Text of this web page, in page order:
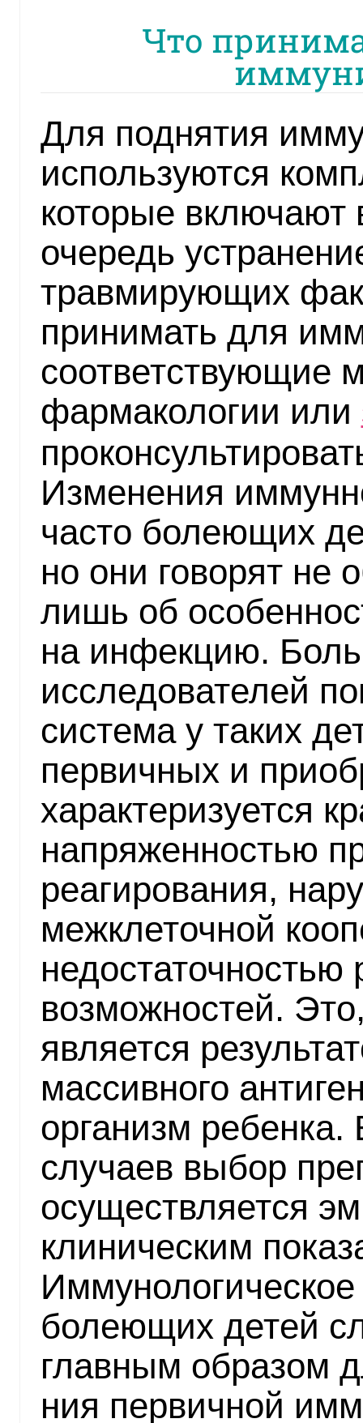
Что
Для поднятия
используются
которые включают
очередь
травмирующих
принимать для
соответствующие
фармакологии или
Изменения
часто болеющих
но они говорят не
лишь об
на инфекцию.
исследователей
система у таких
первичных и
характеризуется
напряженностью
реагирования,
межклеточной
недостаточностью
возможностей.
является
массивного
организм
случаев выбор
осуществляется
клиническим
болеющих детей
главным образом
ния первичной